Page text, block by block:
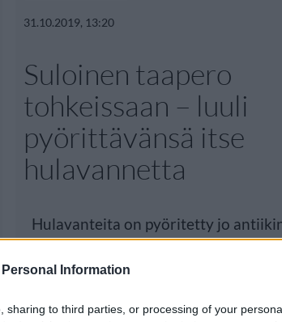
Information
sharing to third parties, or processing of your
31.10.2019, 13:20
Suloinen taapero
tohkeissaan – luuli
pyörittävänsä itse
hulavannetta
Hulavanteita on pyöritetty jo